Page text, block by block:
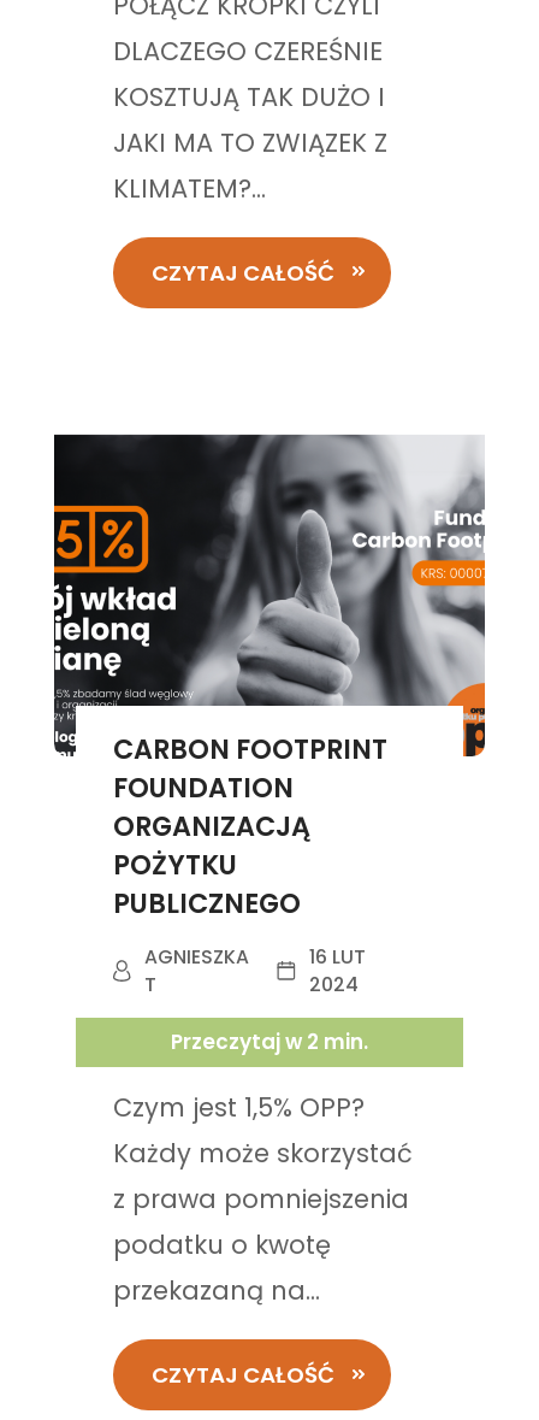
DLACZEGO CZEREŚNIE
KOSZTUJĄ TAK DUŻO I
JAKI MA TO ZWIĄZEK Z
KLIMATEM?...
CZYTAJ CAŁOŚĆ
CARBON FOOTPRINT
FOUNDATION
ORGANIZACJĄ
POŻYTKU
PUBLICZNEGO
AGNIESZKA
T
16 LUT
2024
Przeczytaj w 2 min.
Czym jest 1,5% OPP?
Każdy może skorzystać
z prawa pomniejszenia
podatku o kwotę
przekazaną na...
CZYTAJ CAŁOŚĆ